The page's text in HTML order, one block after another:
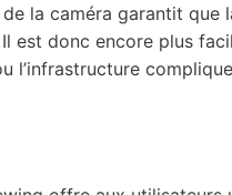
la caméra garantit que
est donc encore plus
l’infrastructure